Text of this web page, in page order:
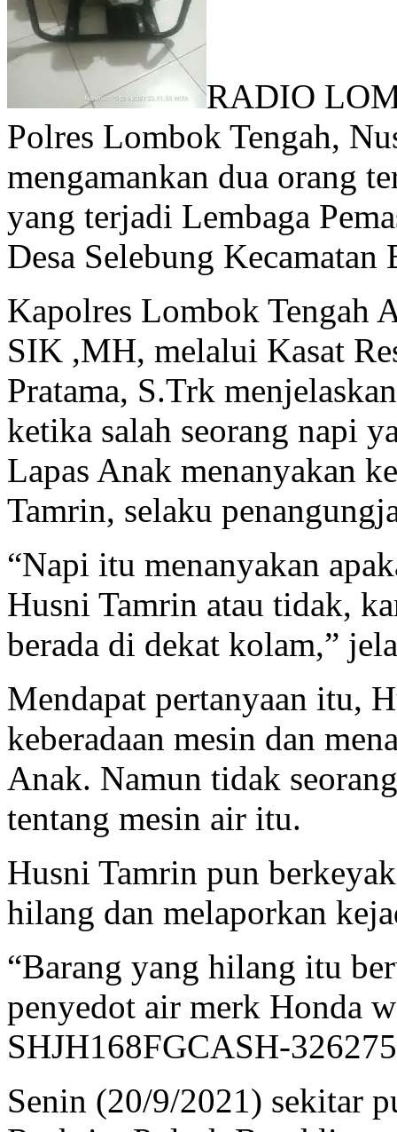
RADIO
Polres Lombok Tengah,
mengamankan dua orang
yang terjadi Lembaga
Desa Selebung
Kapolres Lombok Tengah
SIK ,MH, melalui Kasat
Pratama, S.Trk
ketika salah seorang napi
Lapas Anak menanyakan
Tamrin, selaku
“Napi itu menanyakan
Husni Tamrin atau tidak,
berada di dekat kolam,”
Mendapat pertanyaan itu,
keberadaan mesin dan
Anak. Namun tidak
tentang mesin air itu.
Husni Tamrin pun
hilang dan melaporkan
“Barang yang hilang itu
penyedot air merk Honda
SHJH168FGCASH-
Senin (20/9/2021) sekitar